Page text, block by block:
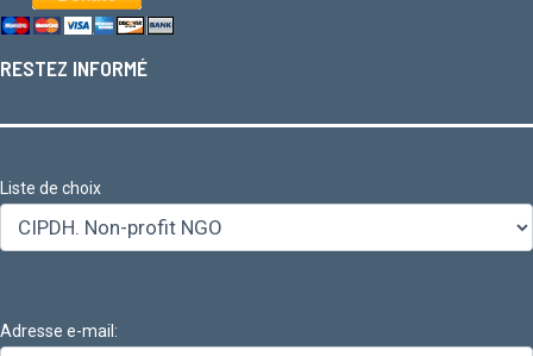
RESTEZ INFORMÉ
Liste de choix
Adresse e-mail: